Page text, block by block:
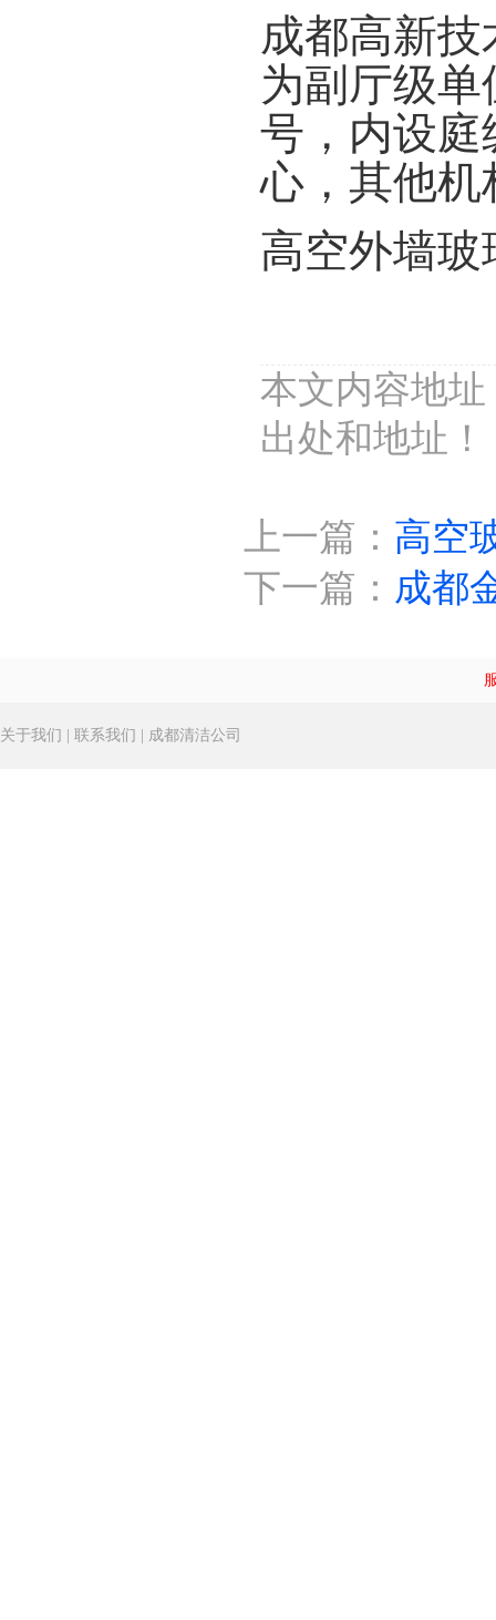
成都高新技
为副厅级
号，内设庭
心，其他机
高空外墙玻
本文内容地址
出处和地址！
上一篇： 高空
下一篇： 成都
关于我们 联系我们 成都清洁公司